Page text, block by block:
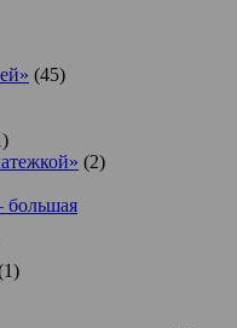
(45)
(2)
большая